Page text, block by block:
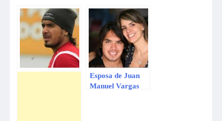
Esposa de Juan
Manuel Vargas